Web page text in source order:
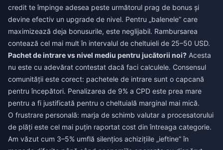
credit te împinge adesea peste următorul prag de bonus și
devine efectiv un upgrade de nivel. Pentru „balenele” care
maximizează deja bonusurile, este neglijabil. Rambursarea
contează cel mai mult în intervalul de cheltuieli de 25–50 USD.
Pachet de intrare vs nivel mediu pentru jucătorii noi? Acesta
nu este cu adevărat contestat dacă faci calculele. Consensul
comunității este corect: pachetele de intrare sunt o capcană
pentru începători. Penalizarea de 9% a CPD este prea mare
pentru a fi justificată pentru o cheltuială marginal mai mică.
O frustrare personală: marja de schimb valutar a procesatorului
de plăți este cel mai puțin raportat cost din întreaga categorie.
Am văzut cum 3–5% umflă silențios achizițiile „ieftine” în